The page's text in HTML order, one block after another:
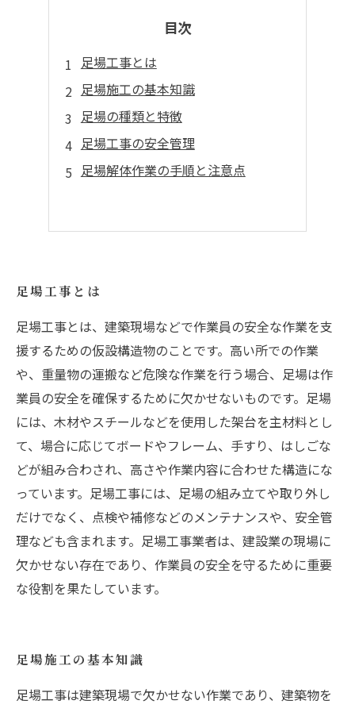
目次
足場工事とは
足場施工の基本知識
足場の種類と特徴
足場工事の安全管理
足場解体作業の手順と注意点
足場工事とは
足場工事とは、建築現場などで作業員の安全な作業を支
援するための仮設構造物のことです。高い所での作業
や、重量物の運搬など危険な作業を行う場合、足場は作
業員の安全を確保するために欠かせないものです。足場
には、木材やスチールなどを使用した架台を主材料とし
て、場合に応じてボードやフレーム、手すり、はしごな
どが組み合わされ、高さや作業内容に合わせた構造にな
っています。足場工事には、足場の組み立てや取り外し
だけでなく、点検や補修などのメンテナンスや、安全管
理なども含まれます。足場工事業者は、建設業の現場に
欠かせない存在であり、作業員の安全を守るために重要
な役割を果たしています。
足場施工の基本知識
足場工事は建築現場で欠かせない作業であり、建築物を